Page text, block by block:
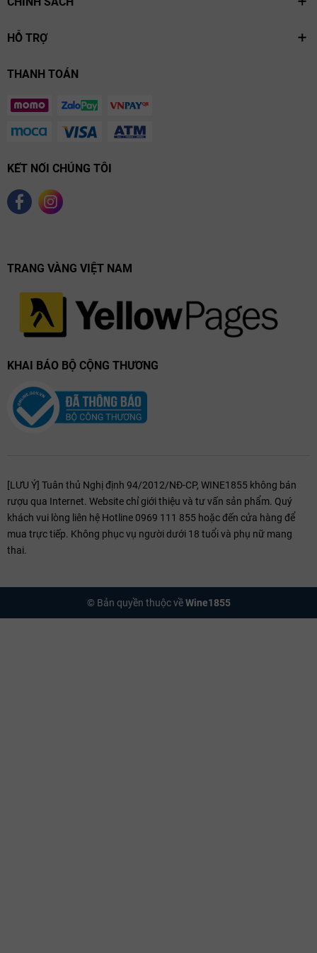
HỖ TRỢ
THANH TOÁN
KẾT NỐI CHÚNG TÔI
TRANG VÀNG VIỆT NAM
KHAI BÁO BỘ CỘNG THƯƠNG
[LƯU Ý] Tuân thủ Nghị định 94/2012/NĐ-CP, WINE1855 không bán
rượu qua Internet. Website chỉ giới thiệu và tư vấn sản phẩm. Quý
khách vui lòng liên hệ Hotline 0969 111 855 hoặc đến cửa hàng để
mua trực tiếp. Không phục vụ người dưới 18 tuổi và phụ nữ mang
thai.
© Bản quyền thuộc vềWine1855